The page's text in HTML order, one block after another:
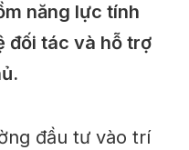
năng lực tính
đối tác và hỗ trợ
đầu tư vào trí